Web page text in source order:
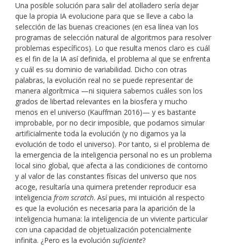
Una posible solución para salir del atolladero sería dejar
que la propia IA evolucione para que se lleve a cabo la
selección de las buenas creaciones (en esa línea van los
programas de selección natural de algoritmos para resolver
problemas específicos). Lo que resulta menos claro es cuál
es el fin de la IA así definida, el problema al que se enfrenta
y cuál es su dominio de variabilidad. Dicho con otras
palabras, la evolución real no se puede representar de
manera algorítmica —ni siquiera sabemos cuáles son los
grados de libertad relevantes en la biosfera y mucho
menos en el universo (Kauffman 2016)— y es bastante
improbable, por no decir imposible, que podamos simular
artificialmente toda la evolución (y no digamos ya la
evolución de todo el universo). Por tanto, si el problema de
la emergencia de la inteligencia personal no es un problema
local sino global, que afecta a las condiciones de contorno
y al valor de las constantes físicas del universo que nos
acoge, resultaría una quimera pretender reproducir esa
inteligencia from scratch. Así pues, mi intuición al respecto
es que la evolución es necesaria para la aparición de la
inteligencia humana: la inteligencia de un viviente particular
con una capacidad de objetualización potencialmente
infinita. ¿Pero es la evolución suficiente?